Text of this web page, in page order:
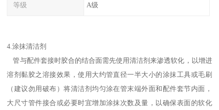
等级 A级
4.涂抹清洁剂
管与配件套接时胶合的结合面需先使用清洁剂来渗透软化，以增进
溶剂黏胶之溶接效果，使用大约管直径一半大小的涂抹工具或毛刷
（建议勿用破布）将清洁剂均匀涂在管末端外面和配件套节内面，
大尺寸管件接合或必要时宜增加涂抹次数及量，以确保表面的软化